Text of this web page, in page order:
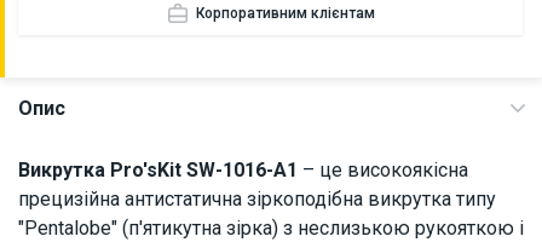
Корпоративним клієнтам
Опис
Викрутка Pro'sKit SW-1016-A1 – це високоякісна
прецизійна антистатична зіркоподібна викрутка типу
"Pentalobe" (п'ятикутна зірка) з неслизькою рукояткою і